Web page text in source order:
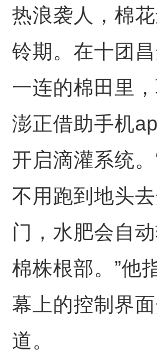
热浪袭人，棉
铃期。在十团
一连的棉田里
澎正借助手机
开启滴灌系统。
不用跑到地头
门，水肥会自
棉株根部。”他
幕上的控制界
道。